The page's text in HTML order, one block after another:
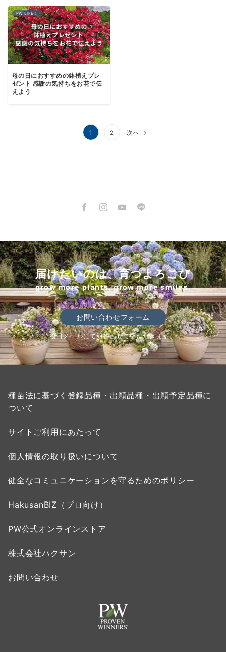
PW LIFE！
母の日におすすめの鉢植えプレ
ゼント 感謝の気持ちをお花で伝
えよう
り
1 2 次へ
届けたいのは、育つよろこび
grow more plants, grow more smiles.
お問い合わせフォーム
後日メールにて回答させていただきます。
種苗法に基づく登録品種・出願品種・出願予定品種に
ついて
サイトご利用にあたって
個人情報の取り扱いについて
健全なコミュニケーションを守るためのポリシー
HakusanBIZ（プロ向け）
PW公式オンラインストア
株式会社ハクサン
お問い合わせ